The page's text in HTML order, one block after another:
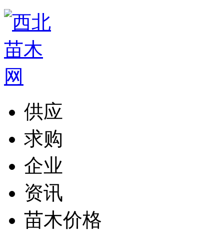
供应
求购
企业
资讯
苗木价格